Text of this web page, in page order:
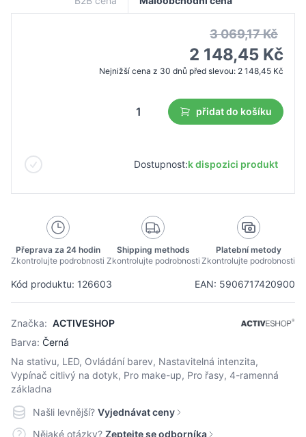
Kód produktu: 126603 EAN: 5906717420900
Značka: ACTIVESHOP
Barva: Černá
Na stativu, LED, Ovládání barev, Nastavitelná intenzita,
Vypínač citlivý na dotyk, Pro make-up, Pro řasy, 4-ramenná
základna
3 069,17 Kč
2 148,45 Kč
Nejnižší cena z 30 dnů před slevou: 2 148,45 Kč
přidat do košíku
Dostupnost:k dispozici produkt
Přeprava za 24 hodin
Zkontrolujte podrobnosti
Shipping methods
Zkontrolujte podrobnosti
Platební metody
Zkontrolujte podrobnosti
Našli levnější? Vyjednávat ceny
Nějaké otázky? Zeptejte se odborníka